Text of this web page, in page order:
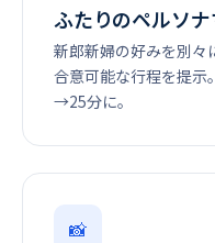
ふたりのペルソ
新郎新婦の好みを別々
合意可能な行程を提示
→25分に。
📸